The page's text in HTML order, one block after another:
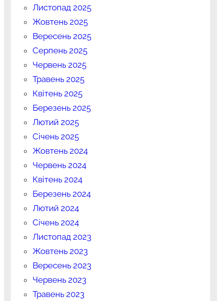
Листопад 2025
Жовтень 2025
Вересень 2025
Серпень 2025
Червень 2025
Травень 2025
Квітень 2025
Березень 2025
Лютий 2025
Січень 2025
Жовтень 2024
Червень 2024
Квітень 2024
Березень 2024
Лютий 2024
Січень 2024
Листопад 2023
Жовтень 2023
Вересень 2023
Червень 2023
Травень 2023